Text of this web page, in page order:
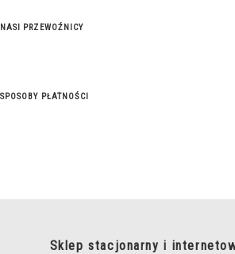
NASI PRZEWOŹNICY
SPOSOBY PŁATNOŚCI
Sklep stacjonarny i